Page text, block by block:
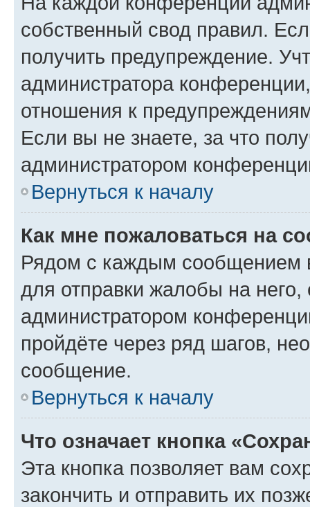
собственный свод правил.
получить предупреждение.
администратора
отношения к
Если вы не знаете, за что
администратором
Вернуться к началу
Как мне пожаловаться на
Рядом с каждым сообщением
для отправки жалобы на
администратором
пройдёте через ряд шагов,
сообщение.
Вернуться к началу
Что означает кнопка
Эта кнопка позволяет вам
закончить и отправить их